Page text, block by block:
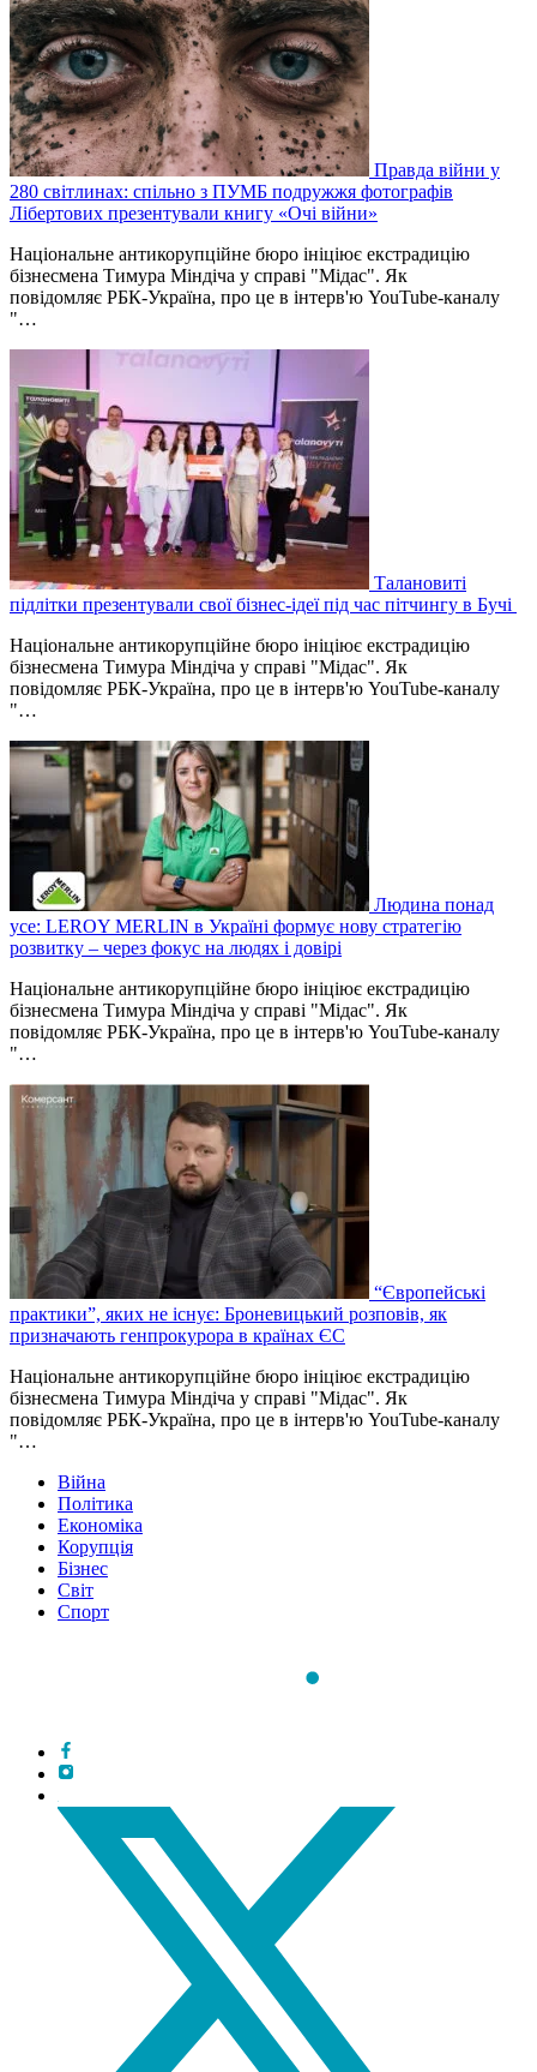
Правда війни у
280 світлинах: спільно з ПУМБ подружжя фотографів
Лібертових презентували книгу «Очі війни»
Національне антикорупційне бюро ініціює екстрадицію
бізнесмена Тимура Міндіча у справі "Мідас". Як
повідомляє РБК-Україна, про це в інтерв'ю YouTube-каналу
"…
Талановиті
підлітки презентували свої бізнес-ідеї під час пітчингу в Бучі
Національне антикорупційне бюро ініціює екстрадицію
бізнесмена Тимура Міндіча у справі "Мідас". Як
повідомляє РБК-Україна, про це в інтерв'ю YouTube-каналу
"…
Людина понад
усе: LEROY MERLIN в Україні формує нову стратегію
розвитку – через фокус на людях і довірі
Національне антикорупційне бюро ініціює екстрадицію
бізнесмена Тимура Міндіча у справі "Мідас". Як
повідомляє РБК-Україна, про це в інтерв'ю YouTube-каналу
"…
“Європейські
практики”, яких не існує: Броневицький розповів, як
призначають генпрокурора в країнах ЄС
Національне антикорупційне бюро ініціює екстрадицію
бізнесмена Тимура Міндіча у справі "Мідас". Як
повідомляє РБК-Україна, про це в інтерв'ю YouTube-каналу
"…
Війна
Політика
Економіка
Корупція
Бізнес
Світ
Спорт